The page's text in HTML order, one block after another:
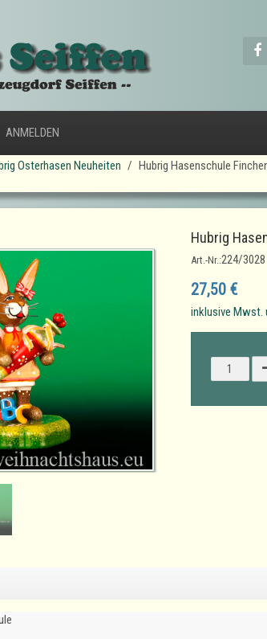
ANMELDEN
Osterhasen Neuheiten
Hubrig Hasenschule
Hubrig
Art.-Nr.:224/3028
27,50 €
inklusive Mwst.